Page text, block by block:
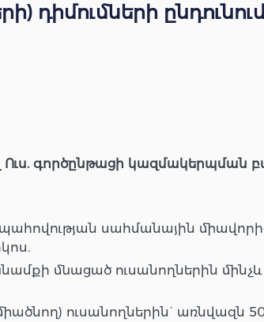
դիմումների
գործընթացի կազմակերպման
սահմանային
մնացած ուսանողներին
ուսանողներին` առնվազն